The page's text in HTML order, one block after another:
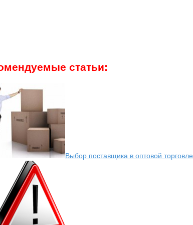
статьи:
Выбор поставщика в оптовой торговле